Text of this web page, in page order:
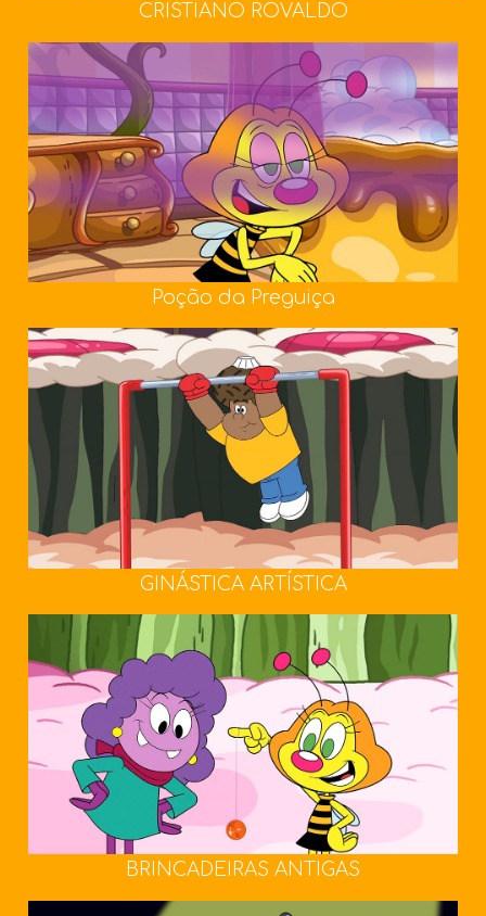
CRISTIANO ROVALDO
Poção da Preguiça
GINÁSTICA ARTÍSTICA
BRINCADEIRAS ANTIGAS